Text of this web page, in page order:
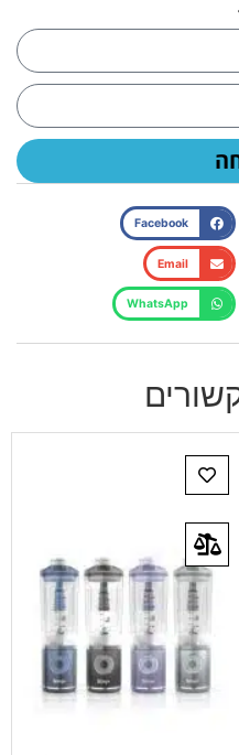
Facebook
Email
WhatsApp